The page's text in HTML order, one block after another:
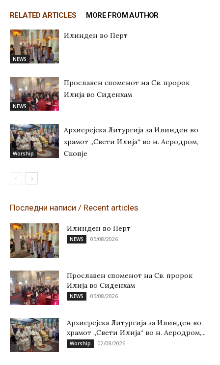
RELATED ARTICLES MORE FROM AUTHOR
NEWS
Илинден во Перт
NEWS
Прославен споменот на Св. пророк
Илија во Сиденхам
Worship
Архиерејска Литургија за Илинден во
храмот „Свети Илија“ во н. Аеродром,
Скопје
Последни написи / Recent articles
Илинден во Перт
NEWS 05/08/2026
Прославен споменот на Св. пророк
Илија во Сиденхам
NEWS 05/08/2026
Архиерејска Литургија за Илинден во
храмот „Свети Илија“ во н. Аеродром,...
Worship 02/08/2026